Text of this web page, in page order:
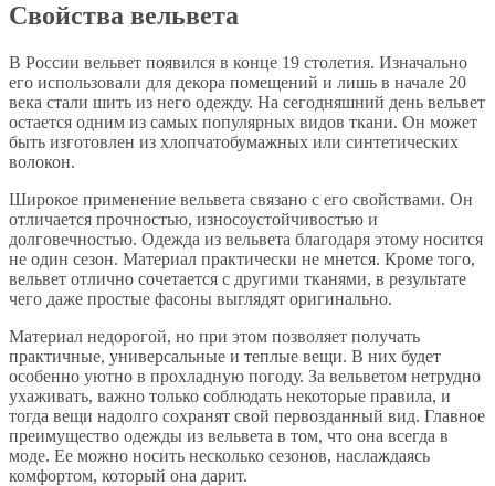
Свойства вельвета
В России вельвет появился в конце 19 столетия. Изначально
его использовали для декора помещений и лишь в начале 20
века стали шить из него одежду. На сегодняшний день вельвет
остается одним из самых популярных видов ткани. Он может
быть изготовлен из хлопчатобумажных или синтетических
волокон.
Широкое применение вельвета связано с его свойствами. Он
отличается прочностью, износоустойчивостью и
долговечностью. Одежда из вельвета благодаря этому носится
не один сезон. Материал практически не мнется. Кроме того,
вельвет отлично сочетается с другими тканями, в результате
чего даже простые фасоны выглядят оригинально.
Материал недорогой, но при этом позволяет получать
практичные, универсальные и теплые вещи. В них будет
особенно уютно в прохладную погоду. За вельветом нетрудно
ухаживать, важно только соблюдать некоторые правила, и
тогда вещи надолго сохранят свой первозданный вид. Главное
преимущество одежды из вельвета в том, что она всегда в
моде. Ее можно носить несколько сезонов, наслаждаясь
комфортом, который она дарит.